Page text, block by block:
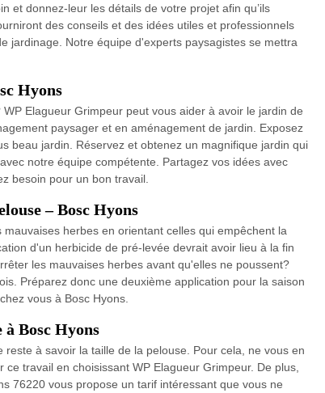
et donnez-leur les détails de votre projet afin qu’ils
des conseils et des idées utiles et professionnels
Notre équipe d'experts paysagistes se mettra
Hyons
Elagueur Grimpeur peut vous aider à avoir le jardin de
paysager et en aménagement de jardin. Exposez
beau jardin. Réservez et obtenez un magnifique jardin qui
notre équipe compétente. Partagez vos idées avec
besoin pour un bon travail.
– Bosc Hyons
herbes en orientant celles qui empêchent la
d'un herbicide de pré-levée devrait avoir lieu à la fin
les mauvaises herbes avant qu'elles ne poussent?
Préparez donc une deuxième application pour la saison
vous à Bosc Hyons.
Bosc Hyons
à savoir la taille de la pelouse. Pour cela, ne vous en
travail en choisissant WP Elagueur Grimpeur. De plus,
76220 vous propose un tarif intéressant que vous ne